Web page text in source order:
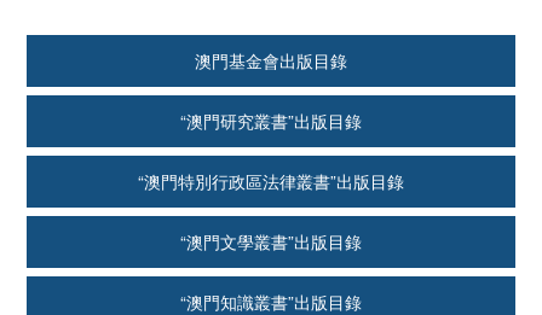
澳門基金會出版目錄
“澳門研究叢書”出版目錄
“澳門特別行政區法律叢書”出版目錄
“澳門文學叢書”出版目錄
“澳門知識叢書”出版目錄